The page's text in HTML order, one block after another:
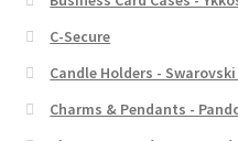
C-Secure
Candle Holders -
Charms & Pendants -